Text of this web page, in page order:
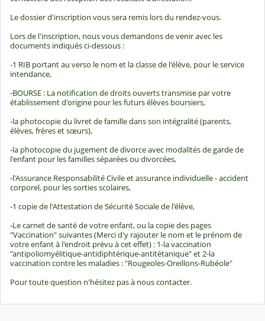
Le dossier d'inscription vous sera remis lors du rendez-vous.
Lors de l'inscription, nous vous demandons de venir avec les
documents indiqués ci-dessous :
-1 RIB portant au verso le nom et la classe de l'élève, pour le service
intendance,
-BOURSE : La notification de droits ouverts transmise par votre
établissement d'origine pour les futurs élèves boursiers,
-la photocopie du livret de famille dans son intégralité (parents,
élèves, frères et sœurs),
-la photocopie du jugement de divorce avec modalités de garde de
l'enfant pour les familles séparées ou divorcées,
-l'Assurance Responsabilité Civile et assurance individuelle - accident
corporel, pour les sorties scolaires,
-1 copie de l'Attestation de Sécurité Sociale de l'élève,
-Le carnet de santé de votre enfant, ou la copie des pages
"Vaccination" suivantes (Merci d'y rajouter le nom et le prénom de
votre enfant à l'endroit prévu à cet effet) : 1-la vaccination
"antipoliomyélitique-antidiphtérique-antitétanique" et 2-la
vaccination contre les maladies : "Rougeoles-Oreillons-Rubéole"
Pour toute question n'hésitez pas à nous contacter.